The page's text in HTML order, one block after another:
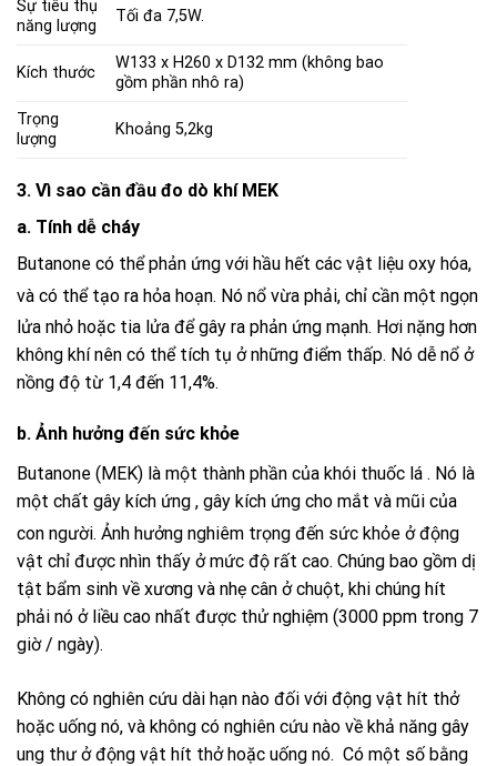
Sự tiêu thụ
năng lượng
Tối đa 7,5W.
Kích thước
W133 x H260 x D132 mm (không bao
gồm phần nhô ra)
Trọng
lượng
Khoảng 5,2kg
3. Vì sao cần đầu đo dò khí MEK
a. Tính dễ cháy
Butanone có thể phản ứng với hầu hết các vật liệu oxy hóa,
và có thể tạo ra hỏa hoạn. Nó nổ vừa phải, chỉ cần một ngọn
lửa nhỏ hoặc tia lửa để gây ra phản ứng mạnh. Hơi nặng hơn
không khí nên có thể tích tụ ở những điểm thấp. Nó dễ nổ ở
nồng độ từ 1,4 đến 11,4%.
b. Ảnh hưởng đến sức khỏe
Butanone (MEK) là một thành phần của khói thuốc lá . Nó là
một chất gây kích ứng , gây kích ứng cho mắt và mũi của
con người. Ảnh hưởng nghiêm trọng đến sức khỏe ở động
vật chỉ được nhìn thấy ở mức độ rất cao. Chúng bao gồm dị
tật bẩm sinh về xương và nhẹ cân ở chuột, khi chúng hít
phải nó ở liều cao nhất được thử nghiệm (3000 ppm trong 7
giờ / ngày).
Không có nghiên cứu dài hạn nào đối với động vật hít thở
hoặc uống nó, và không có nghiên cứu nào về khả năng gây
ung thư ở động vật hít thở hoặc uống nó. Có một số bằng